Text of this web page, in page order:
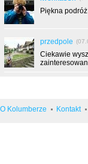
Piękna
przedpole
Ciekawie
O Kolumberze Kontakt